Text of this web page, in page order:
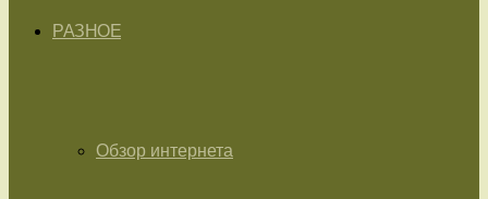
РАЗНОЕ
Обзор интернета